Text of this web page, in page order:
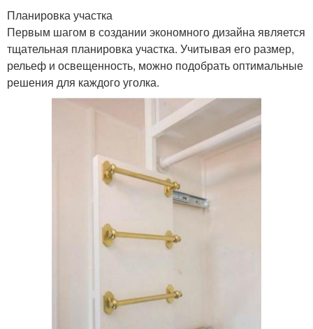
Планировка участка
Первым шагом в создании экономного дизайна является
тщательная планировка участка. Учитывая его размер,
рельеф и освещенность, можно подобрать оптимальные
решения для каждого уголка.